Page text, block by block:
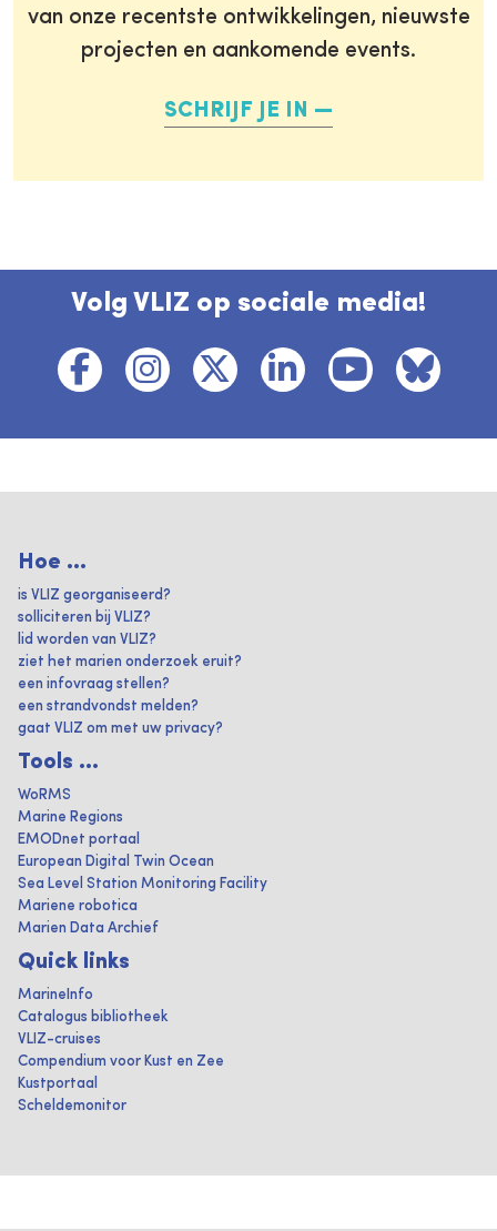
van onze recentste ontwikkelingen, nieuwste
projecten en aankomende events.
SCHRIJF JE IN
Volg VLIZ op sociale media!
Hoe ...
is VLIZ georganiseerd?
solliciteren bij VLIZ?
lid worden van VLIZ?
ziet het marien onderzoek eruit?
een infovraag stellen?
een strandvondst melden?
gaat VLIZ om met uw privacy?
Tools ...
WoRMS
Marine Regions
EMODnet portaal
European Digital Twin Ocean
Sea Level Station Monitoring Facility
Mariene robotica
Marien Data Archief
Quick links
MarineInfo
Catalogus bibliotheek
VLIZ-cruises
Compendium voor Kust en Zee
Kustportaal
Scheldemonitor